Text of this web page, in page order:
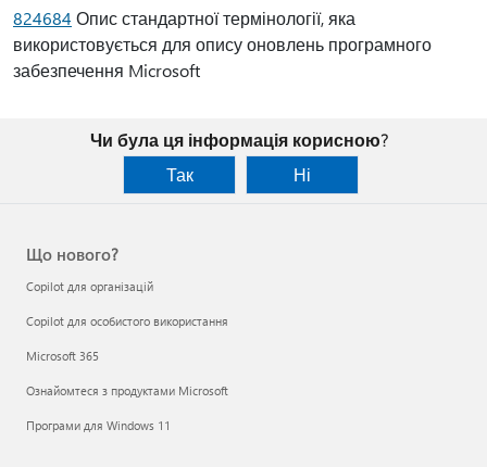
824684 Опис стандартної термінології, яка
використовується для опису оновлень програмного
забезпечення Microsoft
Чи була ця інформація корисною?
Так
Ні
Що нового?
Copilot для організацій
Copilot для особистого використання
Microsoft 365
Ознайомтеся з продуктами Microsoft
Програми для Windows 11